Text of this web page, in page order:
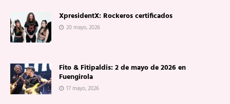
XpresidentX: Rockeros certificados
20 mayo, 2026
Fito & Fitipaldis: 2 de mayo de 2026 en
Fuengirola
17 mayo, 2026